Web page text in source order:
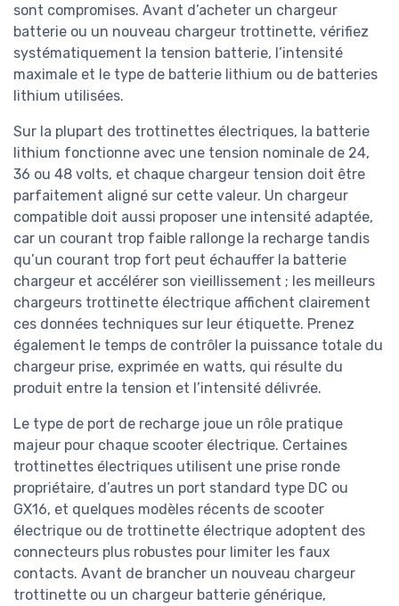
sont compromises. Avant d’acheter un chargeur
batterie ou un nouveau chargeur trottinette, vérifiez
systématiquement la tension batterie, l’intensité
maximale et le type de batterie lithium ou de batteries
lithium utilisées.
Sur la plupart des trottinettes électriques, la batterie
lithium fonctionne avec une tension nominale de 24,
36 ou 48 volts, et chaque chargeur tension doit être
parfaitement aligné sur cette valeur. Un chargeur
compatible doit aussi proposer une intensité adaptée,
car un courant trop faible rallonge la recharge tandis
qu’un courant trop fort peut échauffer la batterie
chargeur et accélérer son vieillissement ; les meilleurs
chargeurs trottinette électrique affichent clairement
ces données techniques sur leur étiquette. Prenez
également le temps de contrôler la puissance totale du
chargeur prise, exprimée en watts, qui résulte du
produit entre la tension et l’intensité délivrée.
Le type de port de recharge joue un rôle pratique
majeur pour chaque scooter électrique. Certaines
trottinettes électriques utilisent une prise ronde
propriétaire, d’autres un port standard type DC ou
GX16, et quelques modèles récents de scooter
électrique ou de trottinette électrique adoptent des
connecteurs plus robustes pour limiter les faux
contacts. Avant de brancher un nouveau chargeur
trottinette ou un chargeur batterie générique,